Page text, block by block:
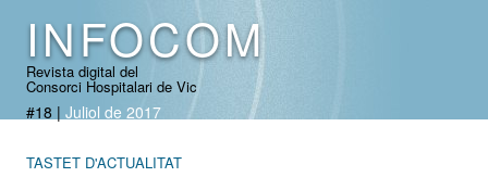
INFOCOM
Revista digital del
Consorci Hospitalari de Vic
#18 | Juliol de 2017
TASTET D'ACTUALITAT